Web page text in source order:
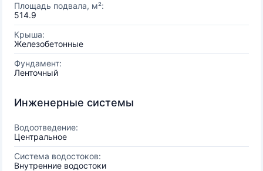
Площадь подвала, м²:
514.9
Крыша:
Железобетонные
Фундамент:
Ленточный
Инженерные системы
Водоотведение:
Центральное
Система водостоков:
Внутренние водостоки